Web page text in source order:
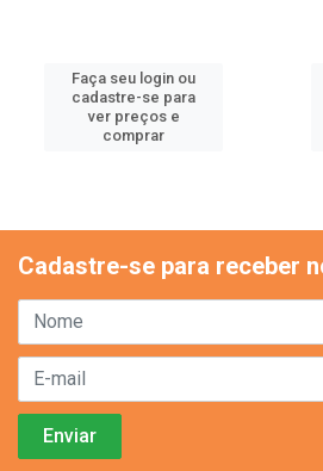
Faça seu login ou
cadastre-se para
ver preços e
comprar
Cadastre-se para receber